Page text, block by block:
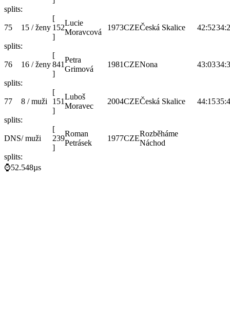
splits:
75 15 / ženy
[
152
]
Lucie
Moravcová
1973CZEČeská Skalice 42:52
splits:
76 16 / ženy
[
841
]
Petra
Grimová
1981CZENona 43:03
splits:
77 8 / muži
[
151
]
Luboš
Moravec
2004CZEČeská Skalice 44:15
splits:
DNS/ muži
[
239
]
Roman
Petrásek
1977CZE
Rozběháme
Náchod
splits:
⌚52.548µs